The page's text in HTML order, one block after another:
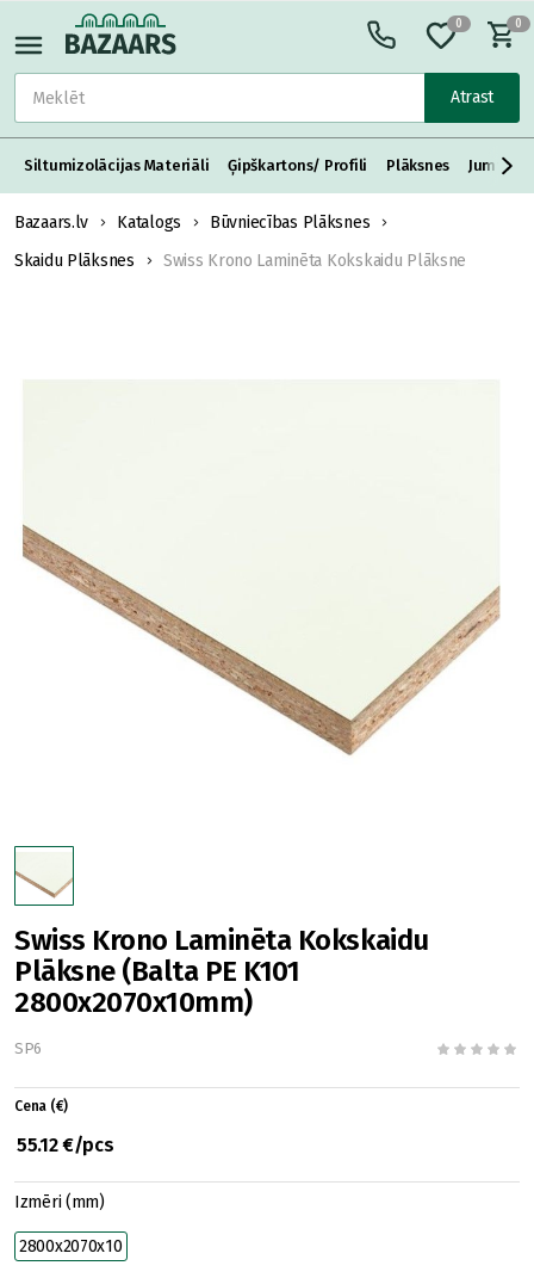
Atrast
0 0
Siltumizolācijas Materiāli Ģipškartons/ Profili Plāksnes Jumta
Bazaars.lv Katalogs
Būvniecības Plāksnes
Skaidu Plāksnes
Swiss Krono Laminēta Kokskaidu Plāksne
Swiss Krono Laminēta Kokskaidu
Plāksne (Balta PE K101
2800x2070x10mm)
SP6
Cena (€)
55.12 €/pcs
Izmēri (mm)
2800x2070x10